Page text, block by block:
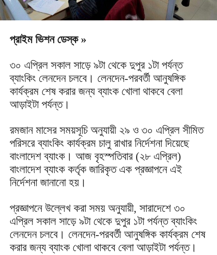
প্রাইম ভিশন ডেস্ক »
৩০ এপ্রিল সকাল সাড়ে ৯টা থেকে দুপুর ১টা পর্যন্ত
ব্যাংকিং লেনদেন চলবে। লেনদেন-পরবর্তী আনুষঙ্গিক
কার্যক্রম শেষ করার জন্য ব্যাংক খোলা থাকবে বেলা
আড়াইটা পর্যন্ত।
রমজান মাসের সময়সূচি অনুযায়ী ২৯ ও ৩০ এপ্রিল সীমিত
পরিসরে ব্যাংকিং কার্যক্রম চালু রাখার নির্দেশনা দিয়েছে
বাংলাদেশ ব্যাংক। আজ বৃহস্পতিবার (২৮ এপ্রিল)
বাংলাদেশ ব্যাংক কর্তৃক জারিকৃত এক প্রজ্ঞাপনে এই
নির্দেশনা জানানো হয়।
প্রজ্ঞাপনে উল্লেখ করা সময় অনুযায়ী, সারাদেশে ৩০
এপ্রিল সকাল সাড়ে ৯টা থেকে দুপুর ১টা পর্যন্ত ব্যাংকিং
লেনদেন চলবে। লেনদেন-পরবর্তী আনুষঙ্গিক কার্যক্রম শেষ
করার জন্য ব্যাংক খোলা থাকবে বেলা আড়াইটা পর্যন্ত।